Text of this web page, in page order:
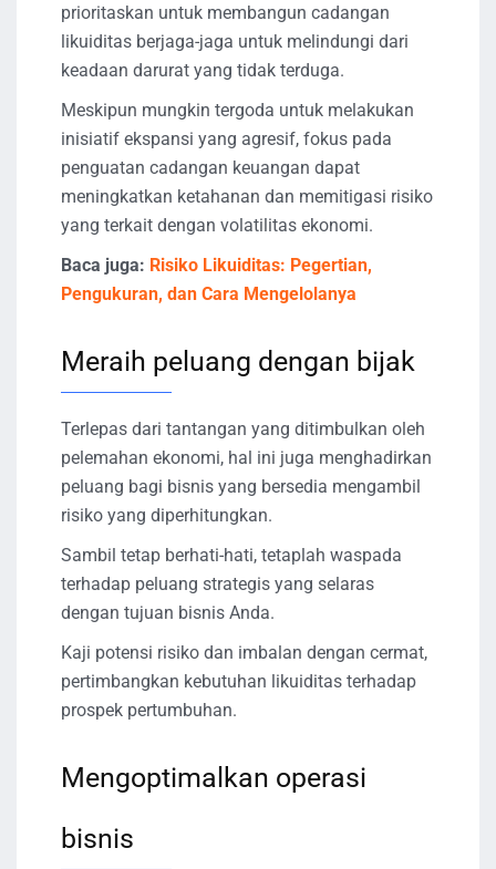
prioritaskan untuk membangun cadangan
likuiditas berjaga-jaga untuk melindungi dari
keadaan darurat yang tidak terduga.
Meskipun mungkin tergoda untuk melakukan
inisiatif ekspansi yang agresif, fokus pada
penguatan cadangan keuangan dapat
meningkatkan ketahanan dan memitigasi risiko
yang terkait dengan volatilitas ekonomi.
Baca juga: Risiko Likuiditas: Pegertian,
Pengukuran, dan Cara Mengelolanya
Meraih peluang dengan bijak
Terlepas dari tantangan yang ditimbulkan oleh
pelemahan ekonomi, hal ini juga menghadirkan
peluang bagi bisnis yang bersedia mengambil
risiko yang diperhitungkan.
Sambil tetap berhati-hati, tetaplah waspada
terhadap peluang strategis yang selaras
dengan tujuan bisnis Anda.
Kaji potensi risiko dan imbalan dengan cermat,
pertimbangkan kebutuhan likuiditas terhadap
prospek pertumbuhan.
Mengoptimalkan operasi
bisnis